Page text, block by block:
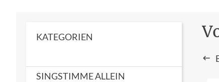
KATEGORIEN
SINGSTIMME ALLEIN